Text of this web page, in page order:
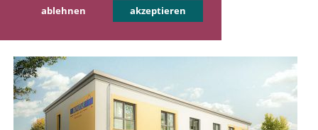
ablehnen akzeptieren
Pflegeimmobilie Bünde